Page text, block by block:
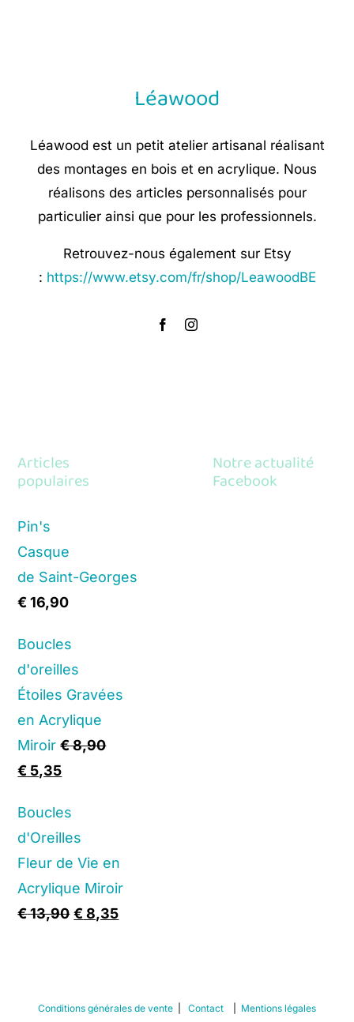
Léawood
Léawood est un petit atelier artisanal réalisant
des montages en bois et en acrylique. Nous
réalisons des articles personnalisés pour
particulier ainsi que pour les professionnels.
Retrouvez-nous également sur Etsy
: https://www.etsy.com/fr/shop/LeawoodBE
Articles
populaires
Pin's
Casque
de Saint-Georges
€16,90
Boucles
d'oreilles
Étoiles Gravées
en Acrylique
Miroir €8,90
Original
was:
€ 8,90.
€ 5,35Current
is:
€ 5,35.
Boucles
d'Oreilles
Fleur de Vie en
Acrylique Miroir
€13,90 Original
€8,35Current
Notre actualité
Facebook
Conditions générales de vente Contact Mentions légales